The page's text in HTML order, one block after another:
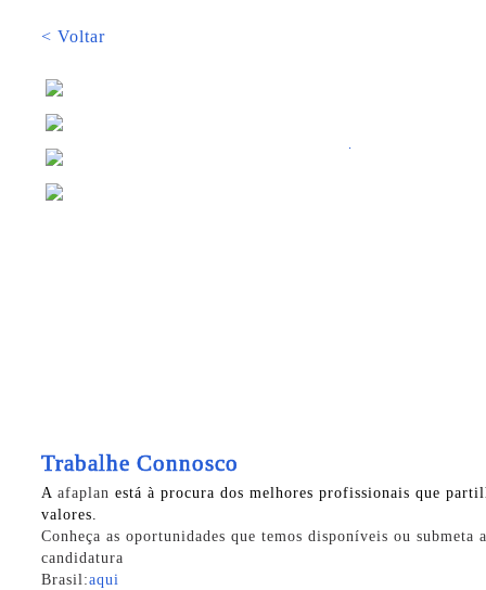
< Voltar
Trabalhe Connosco
A afaplan está à procura dos melhores profissionais que
valores.
Conheça as oportunidades que temos disponíveis ou submeta
candidatura
Brasil:aqui